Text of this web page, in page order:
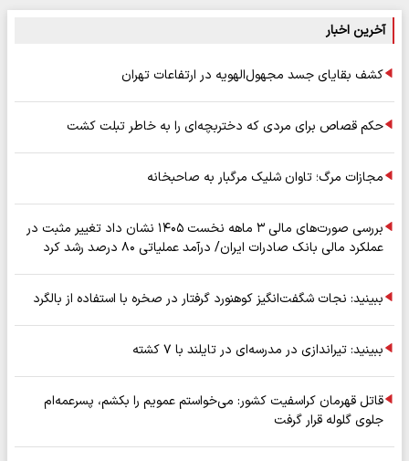
آخرین اخبار
کشف بقایای جسد مجهول‌الهویه در ارتفاعات تهران
حکم قصاص برای مردی که دختربچه‌ای را به خاطر تبلت کشت
مجازات مرگ؛ تاوان شلیک مرگبار به صاحبخانه
بررسی صورت‌های مالی ۳ ماهه نخست ۱۴۰۵ نشان داد تغییر مثبت در
عملکرد مالی بانک صادرات ایران/ درآمد عملیاتی ۸۰ درصد رشد کرد
ببینید: نجات شگفت‌انگیز کوهنورد گرفتار در صخره با استفاده از بالگرد
ببینید: تیراندازی در مدرسه‌ای در تایلند با ۷ کشته
قاتل قهرمان کراسفیت کشور: می‌خواستم عمویم را بکشم، پسرعمه‌ام
جلوی گلوله قرار گرفت